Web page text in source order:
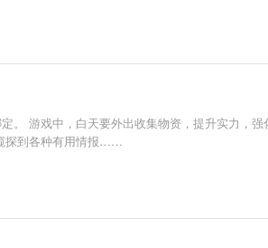
。 游戏中，白天要外出收集物资，提升实力，
探到各种有用情报……